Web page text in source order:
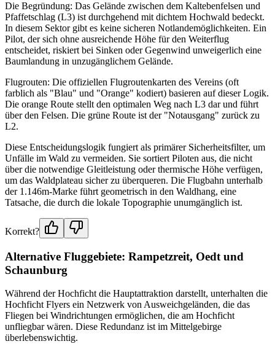
Die Begründung: Das Gelände zwischen dem Kaltebenfelsen und
Pfaffetschlag (L3) ist durchgehend mit dichtem Hochwald bedeckt.
In diesem Sektor gibt es keine sicheren Notlandemöglichkeiten. Ein
Pilot, der sich ohne ausreichende Höhe für den Weiterflug
entscheidet, riskiert bei Sinken oder Gegenwind unweigerlich eine
Baumlandung in unzugänglichem Gelände.
Flugrouten: Die offiziellen Flugroutenkarten des Vereins (oft
farblich als "Blau" und "Orange" kodiert) basieren auf dieser Logik.
Die orange Route stellt den optimalen Weg nach L3 dar und führt
über den Felsen. Die grüne Route ist der "Notausgang" zurück zu
L2.
Diese Entscheidungslogik fungiert als primärer Sicherheitsfilter, um
Unfälle im Wald zu vermeiden. Sie sortiert Piloten aus, die nicht
über die notwendige Gleitleistung oder thermische Höhe verfügen,
um das Waldplateau sicher zu überqueren. Die Flugbahn unterhalb
der 1.146m-Marke führt geometrisch in den Waldhang, eine
Tatsache, die durch die lokale Topographie unumgänglich ist.
Korrekt?
Alternative Fluggebiete: Rampetzreit, Oedt und
Schaunburg
Während der Hochficht die Hauptattraktion darstellt, unterhalten die
Hochficht Flyers ein Netzwerk von Ausweichgeländen, die das
Fliegen bei Windrichtungen ermöglichen, die am Hochficht
unfliegbar wären. Diese Redundanz ist im Mittelgebirge
überlebenswichtig.